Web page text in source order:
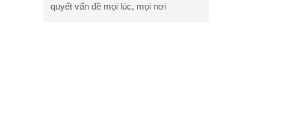
quyết vấn đề mọi lúc, mọi nơi